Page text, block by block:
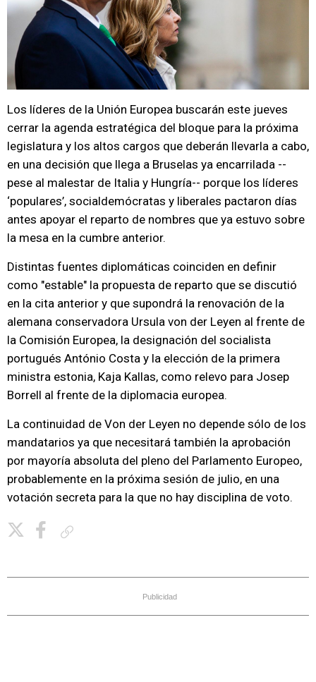
Los líderes de la Unión Europea buscarán este jueves
cerrar la agenda estratégica del bloque para la próxima
legislatura y los altos cargos que deberán llevarla a cabo,
en una decisión que llega a Bruselas ya encarrilada --
pese al malestar de Italia y Hungría-- porque los líderes
‘populares’, socialdemócratas y liberales pactaron días
antes apoyar el reparto de nombres que ya estuvo sobre
la mesa en la cumbre anterior.
Distintas fuentes diplomáticas coinciden en definir
como "estable" la propuesta de reparto que se discutió
en la cita anterior y que supondrá la renovación de la
alemana conservadora Ursula von der Leyen al frente de
la Comisión Europea, la designación del socialista
portugués António Costa y la elección de la primera
ministra estonia, Kaja Kallas, como relevo para Josep
Borrell al frente de la diplomacia europea.
La continuidad de Von der Leyen no depende sólo de los
mandatarios ya que necesitará también la aprobación
por mayoría absoluta del pleno del Parlamento Europeo,
probablemente en la próxima sesión de julio, en una
votación secreta para la que no hay disciplina de voto.
Publicidad